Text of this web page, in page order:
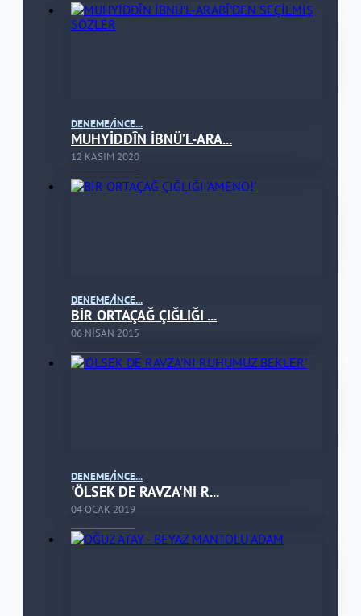
DENEME/İNCE...
MUHYİDDÎN İBNÜ’L-ARA...
12 KASIM 2020
DENEME/İNCE...
BİR ORTAÇAĞ ÇIĞLIĞI ...
06 NISAN 2015
DENEME/İNCE...
'ÖLSEK DE RAVZA'NI R...
04 OCAK 2019